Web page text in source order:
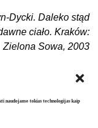
naudojame tokias technologijas kaip
Dycki. Daleko stąd
ciało. Kraków:
Zielona Sowa, 2003